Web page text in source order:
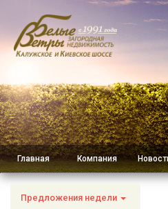
Главная Компания
Предложения недели